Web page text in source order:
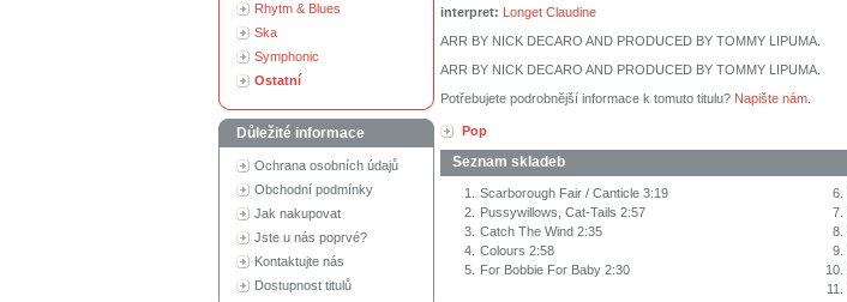
Rhytm & Blues
Ska
Symphonic
Ostatní
Důležité informace
Ochrana osobních údajů
Obchodní podmínky
Jak nakupovat
Jste u nás poprvé?
Kontaktujte nás
Dostupnost titulů
interpret: Longet Claudine
ARR BY NICK DECARO AND PRODUCED BY TOMMY LIPUMA.
ARR BY NICK DECARO AND PRODUCED BY TOMMY LIPUMA.
Potřebujete podrobnější informace k tomuto titulu? Napište nám
Pop
Seznam skladeb
1.
Scarborough Fair / Canticle 3:19
2.
Pussywillows, Cat-Tails 2:57
3. Catch The Wind 2:35
4. Colours 2:58
5.
For Bobbie For Baby 2:30
6.
7.
8.
9.
10.
11.